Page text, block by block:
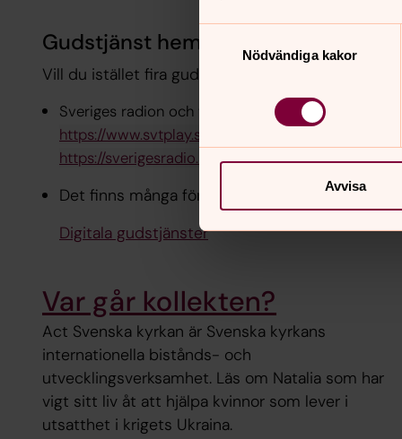
Nödvändiga kakor
Avvisa
Gudstjänst hemma
Vill du istället fira gudstjänst hemifrån hittar du
Sveriges radion och television sänder gudstjänter
https://www.svtplay.se/gudstjanst
https://sverigesradio.se/morgonandakten
Det finns många församlingar som sänder
Digitala gudstjänster
Var går kollekten?
Act Svenska kyrkan är Svenska kyrkans
internationella bistånds- och
utvecklingsverksamhet. Läs om Natalia som har
vigt sitt liv åt att hjälpa kvinnor som lever i
utsatthet i krigets Ukraina.